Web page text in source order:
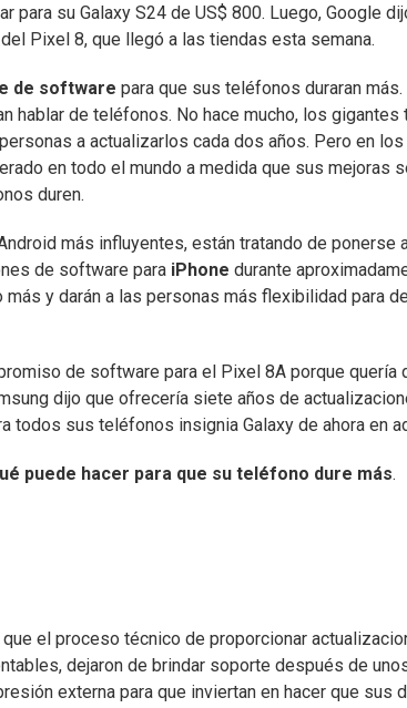
su Galaxy S24 de US$ 800. Luego, Google
Pixel 8, que llegó a las tiendas esta semana.
de software para que sus teléfonos duraran
hablar de teléfonos. No hace mucho, los
a actualizarlos cada dos años. Pero en
en todo el mundo a medida que sus mejoras
duren.
más influyentes, están tratando de ponerse
de software para iPhone durante
y darán a las personas más flexibilidad para
de software para el Pixel 8A porque quería
dijo que ofrecería siete años de
todos sus teléfonos insignia Galaxy de ahora en
puede hacer para que su teléfono dure más.
el proceso técnico de proporcionar
dejaron de brindar soporte después de
externa para que inviertan en hacer que sus